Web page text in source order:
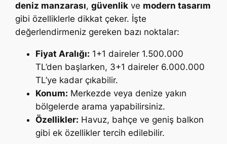
deniz manzarası,güvenlik ve modern tasarım
gibi özelliklerle dikkat çeker. İşte
değerlendirmeniz gereken bazı noktalar:
Fiyat Aralığı: 1+1 daireler 1.500.000
TL’den başlarken, 3+1 daireler 6.000.000
TL’ye kadar çıkabilir.
Konum: Merkezde veya denize yakın
bölgelerde arama yapabilirsiniz.
Özellikler: Havuz, bahçe ve geniş balkon
gibi ek özellikler tercih edilebilir.